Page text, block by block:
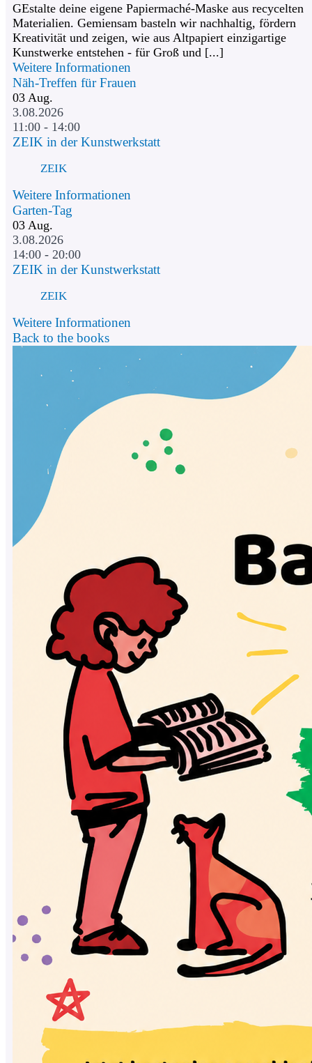
GEstalte deine eigene Papiermaché-Maske aus recycelten
Materialien. Gemiensam basteln wir nachhaltig, fördern
Kreativität und zeigen, wie aus Altpapiert einzigartige
Kunstwerke entstehen - für Groß und [...]
Weitere Informationen
Näh-Treffen für Frauen
03 Aug.
3.08.2026
11:00 - 14:00
ZEIK in der Kunstwerkstatt
ZEIK
Weitere Informationen
Garten-Tag
03 Aug.
3.08.2026
14:00 - 20:00
ZEIK in der Kunstwerkstatt
ZEIK
Weitere Informationen
Back to the books